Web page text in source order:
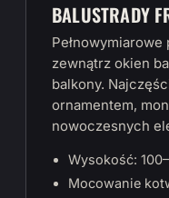
BALUSTRADY
zewnątrz okien
balkony.
ornamentem,
nowoczesnych
Wysokość:
Mocowanie